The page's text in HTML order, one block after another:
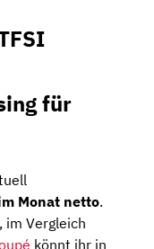
für
Monat netto.
im Vergleich
könnt ihr in